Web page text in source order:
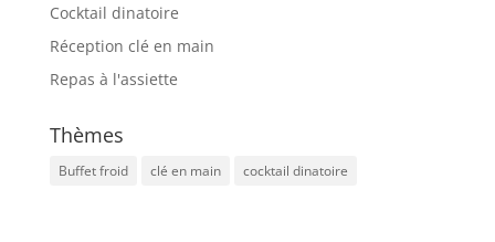
Cocktail dinatoire
Réception clé en main
Repas à l'assiette
Thèmes
Buffet froid clé en main cocktail dinatoire